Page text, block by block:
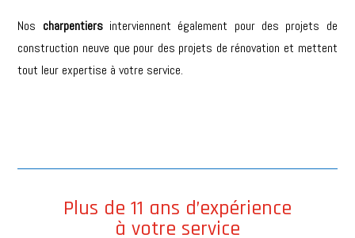
Nos charpentiersinterviennent également pour des projets de
construction neuve que pour des projets de rénovation et mettent
tout leur expertise à votre service.
Plus de 11 ans d’expérience
à votre service